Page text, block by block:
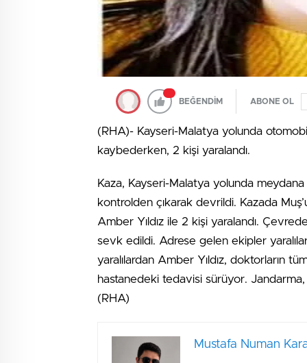
BEĞENDİM ABONE OL
(RHA)- Kayseri-Malatya yolunda
kaybederken, 2 kişi yaralandı.
Kaza, Kayseri-Malatya yolunda
kontrolden çıkarak devrildi. Kazada
Amber Yıldız ile 2 kişi yaralandı.
sevk edildi. Adrese gelen ekipler
yaralılardan Amber Yıldız, doktorların
hastanedeki tedavisi sürüyor.
(RHA)
Mustafa Numan